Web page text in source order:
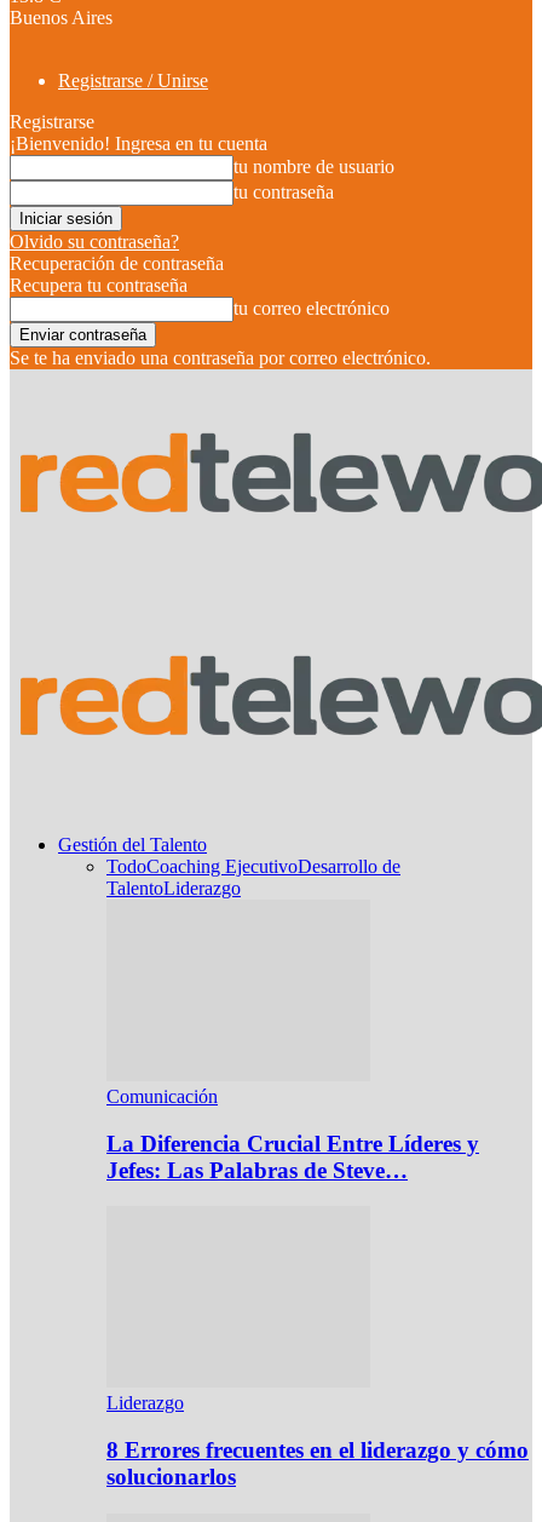
Buenos Aires
Registrarse / Unirse
Registrarse
¡Bienvenido! Ingresa en tu cuenta
tu nombre de usuario
tu contraseña
Olvido su contraseña?
Recuperación de contraseña
Recupera tu contraseña
tu correo electrónico
Se te ha enviado una contraseña por correo electrónico.
Gestión del Talento
TodoCoaching EjecutivoDesarrollo de
TalentoLiderazgo
Comunicación
La Diferencia Crucial Entre Líderes y
Jefes: Las Palabras de Steve…
Liderazgo
8 Errores frecuentes en el liderazgo y cómo
solucionarlos